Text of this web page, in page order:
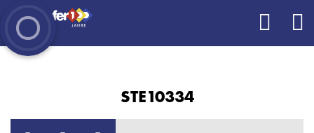
STE10334